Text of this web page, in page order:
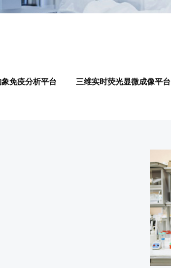
免疫分析平台 三维实时荧光显微成像平台